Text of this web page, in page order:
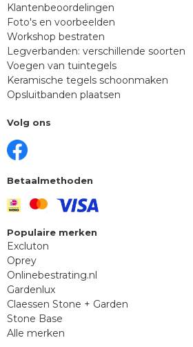
Klantenbeoordelingen
Foto's en voorbeelden
Workshop bestraten
Legverbanden: verschillende soorten
Voegen van tuintegels
Keramische tegels schoonmaken
Opsluitbanden plaatsen
Volg ons
Betaalmethoden
Populaire merken
Excluton
Oprey
Onlinebestrating.nl
Gardenlux
Claessen Stone + Garden
Stone Base
Alle merken